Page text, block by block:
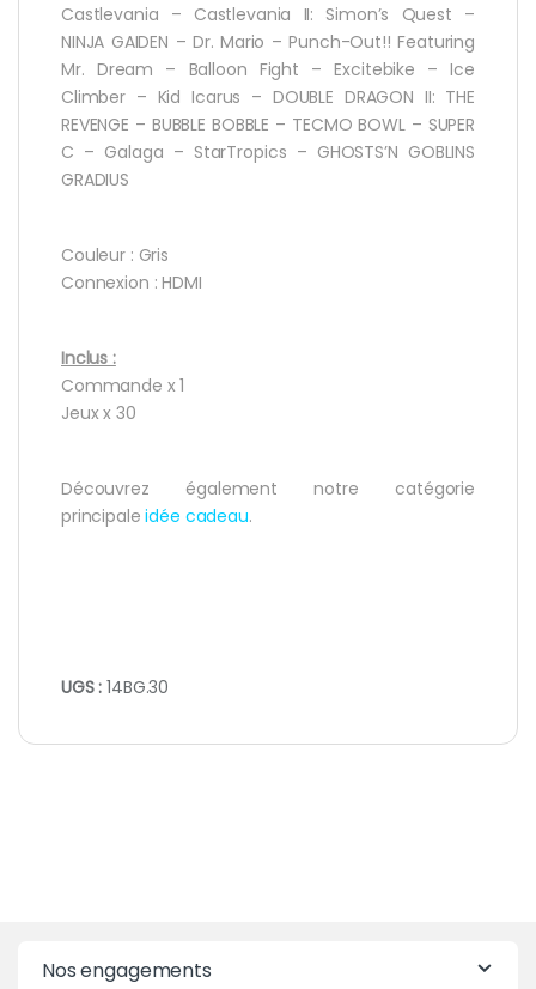
Castlevania – Castlevania II: Simon’s Quest –
NINJA GAIDEN – Dr. Mario – Punch-Out!! Featuring
Mr. Dream – Balloon Fight – Excitebike – Ice
Climber – Kid Icarus – DOUBLE DRAGON II: THE
REVENGE – BUBBLE BOBBLE – TECMO BOWL – SUPER
C – Galaga – StarTropics – GHOSTS’N GOBLINS
GRADIUS
Couleur : Gris
Connexion : HDMI
Inclus :
Commande x 1
Jeux x 30
Découvrez également notre catégorie
principaleidée cadeau.
UGS :14BG.30
Nos engagements